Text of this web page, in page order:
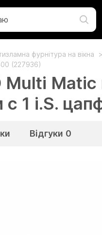
фурнітура на вікна
(227936)
Matic
c 1 i.S.
Відгуки 0